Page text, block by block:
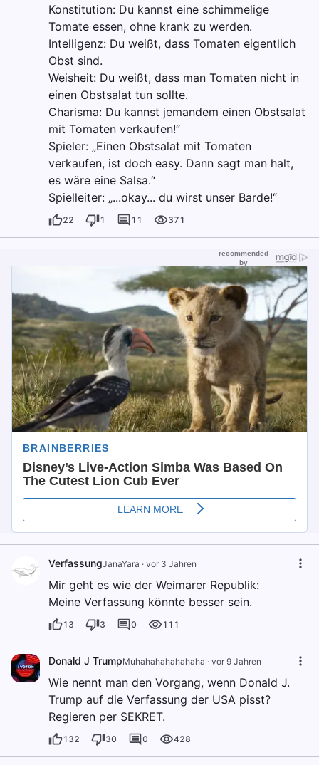
Konstitution: Du kannst eine schimmelige
Tomate essen, ohne krank zu werden.
Intelligenz: Du weißt, dass Tomaten eigentlich
Obst sind.
Weisheit: Du weißt, dass man Tomaten nicht in
einen Obstsalat tun sollte.
Charisma: Du kannst jemandem einen Obstsalat
mit Tomaten verkaufen!“
Spieler: „Einen Obstsalat mit Tomaten
verkaufen, ist doch easy. Dann sagt man halt,
es wäre eine Salsa.“
Spielleiter: „...okay... du wirst unser Barde!“
22 1 11 371
VerfassungJanaYara · vor 3 Jahren
Mir geht es wie der Weimarer Republik:
Meine Verfassung könnte besser sein.
13 3 0 111
Donald J TrumpMuhahahahahahaha · vor 9 Jahren
Wie nennt man den Vorgang, wenn Donald J.
Trump auf die Verfassung der USA pisst?
Regieren per SEKRET.
132 30 0 428